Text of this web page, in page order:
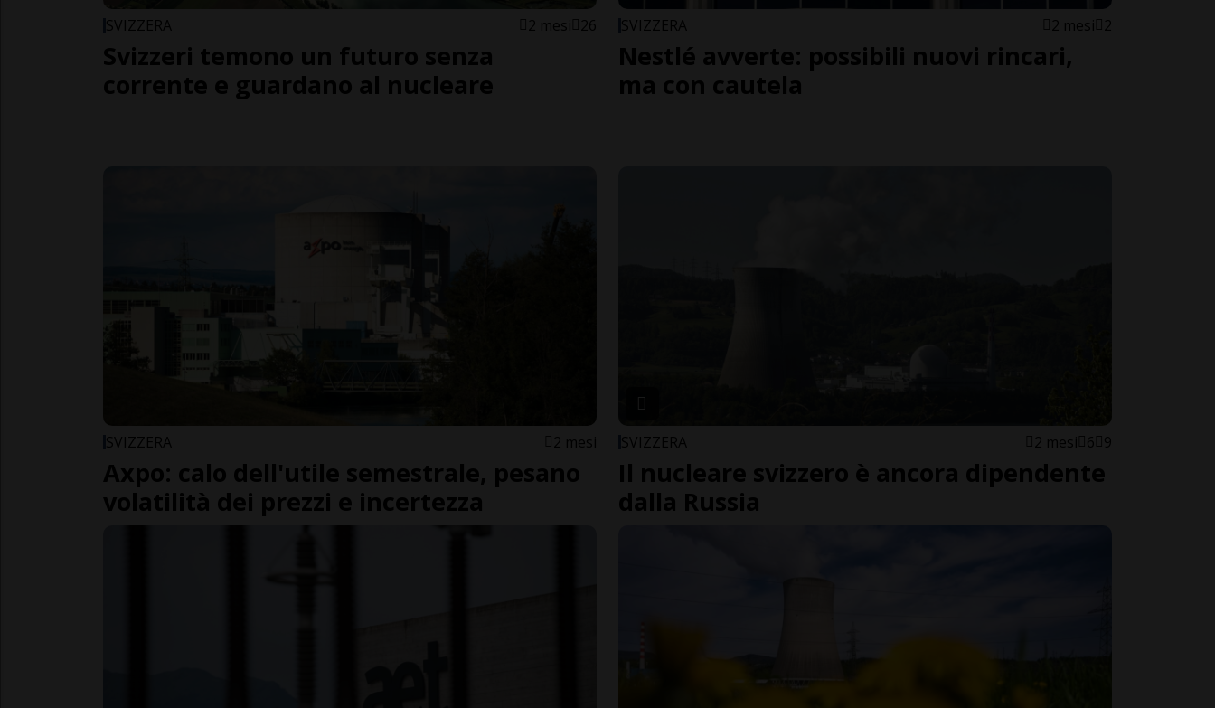
SVIZZERA 2 mesi 26
Svizzeri temono un futuro senza
corrente e guardano al nucleare
SVIZZERA 2 mesi 2
Nestlé avverte: possibili nuovi rincari,
ma con cautela
SVIZZERA 2 mesi
Axpo: calo dell'utile semestrale, pesano
volatilità dei prezzi e incertezza
SVIZZERA 2 mesi 6 9
Il nucleare svizzero è ancora dipendente
dalla Russia